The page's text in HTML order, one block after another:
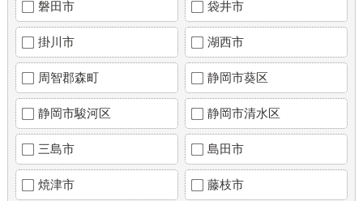
磐田市 袋井市
掛川市 湖西市
周智郡森町 静岡市葵区
静岡市駿河区 静岡市清水区
三島市 島田市
焼津市 藤枝市